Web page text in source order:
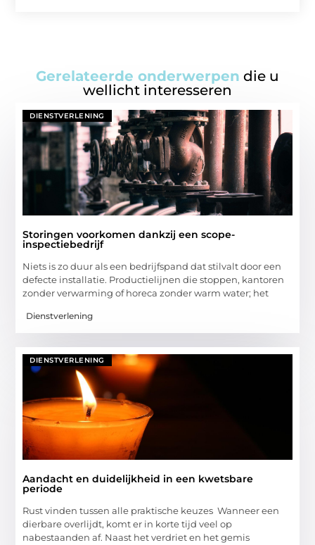
Gerelateerde onderwerpen die u
wellicht interesseren
DIENSTVERLENING
Storingen voorkomen dankzij een scope-
inspectiebedrijf
Niets is zo duur als een bedrijfspand dat stilvalt door een
defecte installatie. Productielijnen die stoppen, kantoren
zonder verwarming of horeca zonder warm water; het
Dienstverlening
DIENSTVERLENING
Aandacht en duidelijkheid in een kwetsbare
periode
Rust vinden tussen alle praktische keuzes Wanneer een
dierbare overlijdt, komt er in korte tijd veel op
nabestaanden af. Naast het verdriet en het gemis